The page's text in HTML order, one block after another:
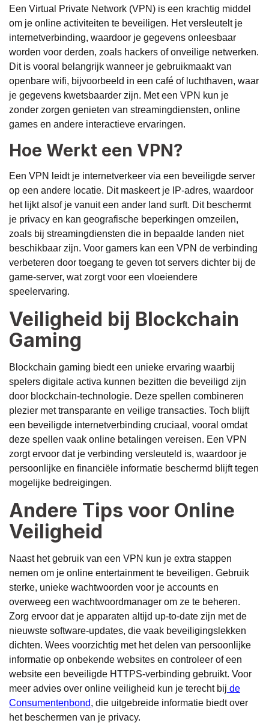
Een Virtual Private Network (VPN) is een krachtig middel
om je online activiteiten te beveiligen. Het versleutelt je
internetverbinding, waardoor je gegevens onleesbaar
worden voor derden, zoals hackers of onveilige netwerken.
Dit is vooral belangrijk wanneer je gebruikmaakt van
openbare wifi, bijvoorbeeld in een café of luchthaven, waar
je gegevens kwetsbaarder zijn. Met een VPN kun je
zonder zorgen genieten van streamingdiensten, online
games en andere interactieve ervaringen.
Hoe Werkt een VPN?
Een VPN leidt je internetverkeer via een beveiligde server
op een andere locatie. Dit maskeert je IP-adres, waardoor
het lijkt alsof je vanuit een ander land surft. Dit beschermt
je privacy en kan geografische beperkingen omzeilen,
zoals bij streamingdiensten die in bepaalde landen niet
beschikbaar zijn. Voor gamers kan een VPN de verbinding
verbeteren door toegang te geven tot servers dichter bij de
game-server, wat zorgt voor een vloeiendere
speelervaring.
Veiligheid bij Blockchain
Gaming
Blockchain gaming biedt een unieke ervaring waarbij
spelers digitale activa kunnen bezitten die beveiligd zijn
door blockchain-technologie. Deze spellen combineren
plezier met transparante en veilige transacties. Toch blijft
een beveiligde internetverbinding cruciaal, vooral omdat
deze spellen vaak online betalingen vereisen. Een VPN
zorgt ervoor dat je verbinding versleuteld is, waardoor je
persoonlijke en financiële informatie beschermd blijft tegen
mogelijke bedreigingen.
Andere Tips voor Online
Veiligheid
Naast het gebruik van een VPN kun je extra stappen
nemen om je online entertainment te beveiligen. Gebruik
sterke, unieke wachtwoorden voor je accounts en
overweeg een wachtwoordmanager om ze te beheren.
Zorg ervoor dat je apparaten altijd up-to-date zijn met de
nieuwste software-updates, die vaak beveiligingslekken
dichten. Wees voorzichtig met het delen van persoonlijke
informatie op onbekende websites en controleer of een
website een beveiligde HTTPS-verbinding gebruikt. Voor
meer advies over online veiligheid kun je terecht bij de
Consumentenbond, die uitgebreide informatie biedt over
het beschermen van je privacy.